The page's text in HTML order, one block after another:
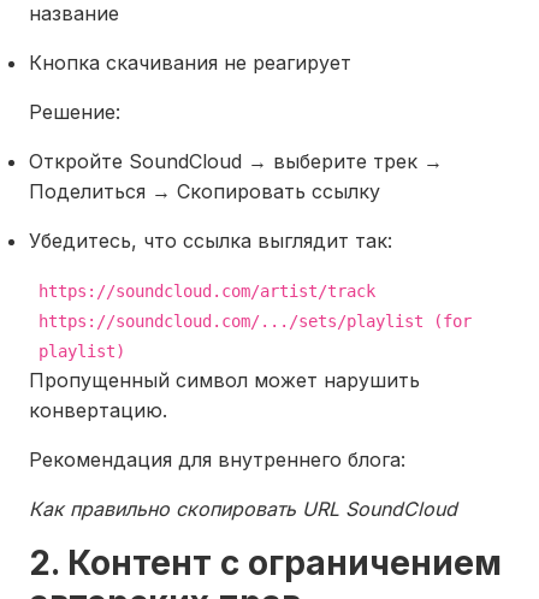
название
Кнопка скачивания не реагирует
Решение:
Откройте SoundCloud → выберите трек →
Поделиться → Скопировать ссылку
Убедитесь, что ссылка выглядит так:
https: //soundcloud.com/artist/track
https: //soundcloud.com/.../sets/playlist (for
playlist)
Пропущенный символ может нарушить
конвертацию.
Рекомендация для внутреннего блога:
Как правильно скопировать URL SoundCloud
2. Контент с ограничением